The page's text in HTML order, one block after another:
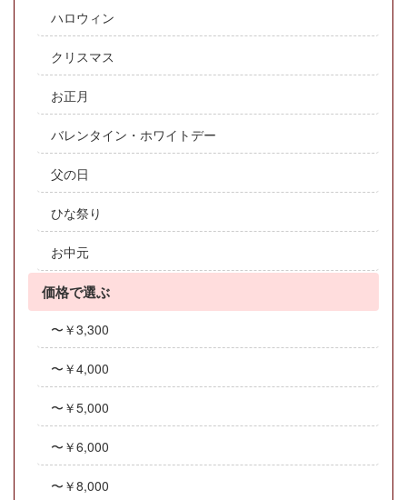
ハロウィン
クリスマス
お正月
バレンタイン・ホワイトデー
父の日
ひな祭り
お中元
価格で選ぶ
〜￥3,300
〜￥4,000
〜￥5,000
〜￥6,000
〜￥8,000